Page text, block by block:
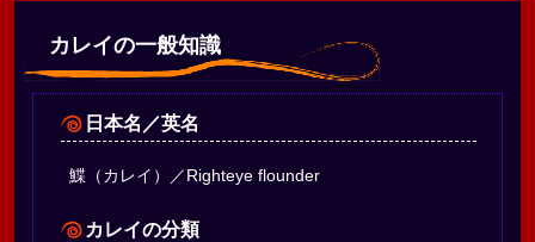
カレイの一般知識
日本名／英名
鰈（カレイ）／Righteye flounder
カレイの分類